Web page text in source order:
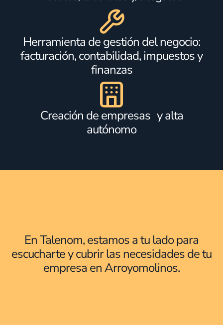
Herramienta de gestión del negocio:
facturación, contabilidad, impuestos y
finanzas
Creación de empresas y alta
autónomo
En Talenom, estamos a tu lado para
escucharte y cubrir las necesidades de tu
empresa en Arroyomolinos.